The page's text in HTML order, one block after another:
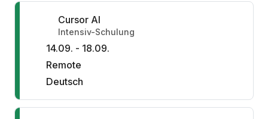
Cursor AI
Intensiv-Schulung
14.09. - 18.09.
Remote
Deutsch